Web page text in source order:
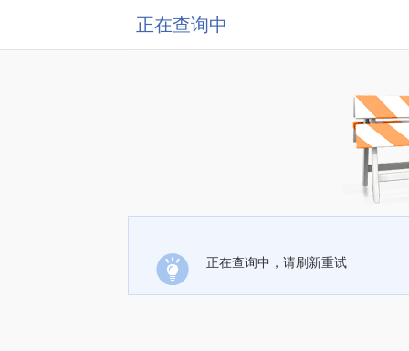
正在查询中
正在查询中，请刷新重试